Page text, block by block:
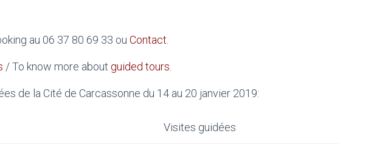
au 06 37 80 69 33 ou Contact
/ To know more about guided tours
de la Cité de Carcassonne du 14 au 20 janvier 2019:
Visites guidées